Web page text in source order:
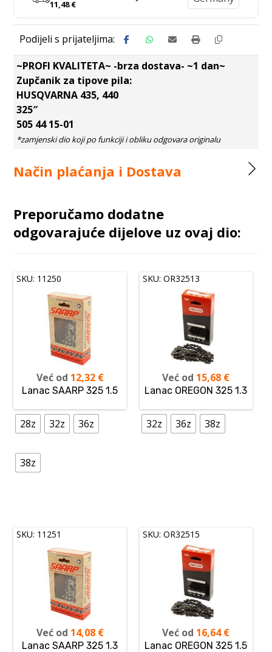
11,48€
~PROFI KVALITETA~ -brza dostava- ~1 dan~
Zupčanik za tipove pila:
HUSQVARNA 435, 440
325″
505 44 15-01
Način plaćanja i Dostava
Preporučamo dodatne
odgovarajuće dijelove uz ovaj dio:
SKU: 11250
Već od 12,32 €
Lanac SAARP 325 1.5
28z 32z 36z
38z
SKU: OR32513
Već od 15,68 €
Lanac OREGON 325 1.3
32z 36z 38z
SKU: 11251
Već od 14,08 €
Lanac SAARP 325 1.3
SKU: OR32515
Već od 16,64€
Lanac OREGON 325 1.5